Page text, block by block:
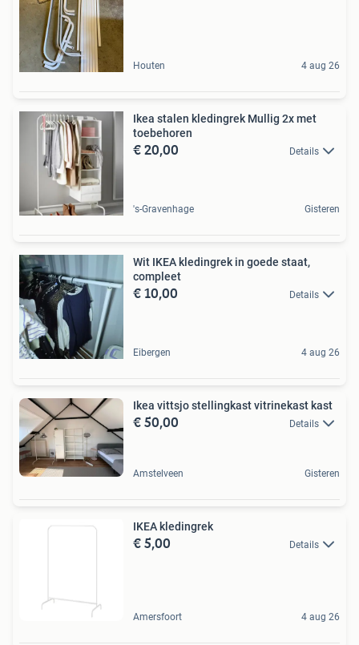
Houten 4 aug 26
Ikea stalen kledingrek Mullig 2x met
toebehoren
€ 20,00 Details
's-Gravenhage Gisteren
Wit IKEA kledingrek in goede staat,
compleet
€ 10,00 Details
Eibergen 4 aug 26
Ikea vittsjo stellingkast vitrinekast kast
€ 50,00 Details
Amstelveen Gisteren
IKEA kledingrek
€ 5,00 Details
Amersfoort 4 aug 26